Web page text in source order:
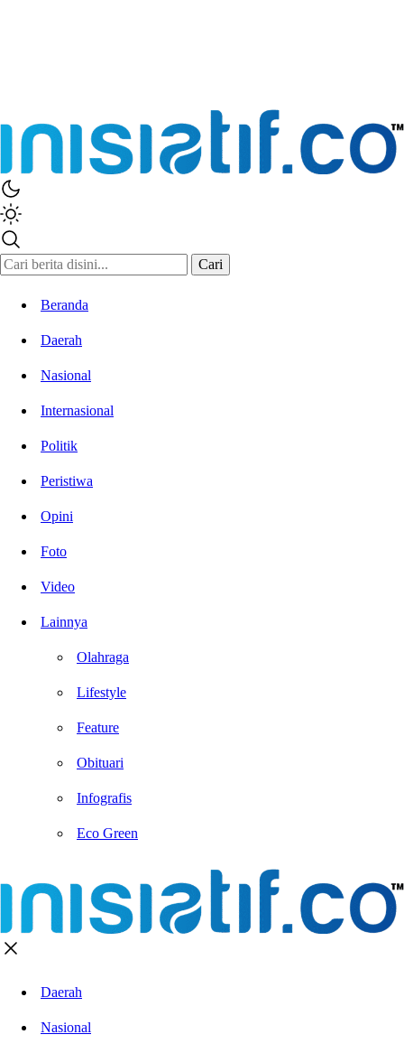
Inisiatif.co
Stay Connected Stay Informed
Cari
Beranda
Daerah
Nasional
Internasional
Politik
Peristiwa
Opini
Foto
Video
Lainnya
Olahraga
Lifestyle
Feature
Obituari
Infografis
Eco Green
Daerah
Nasional